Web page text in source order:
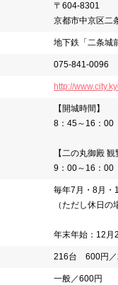
〒604-8301
京都市中京区二
地下鉄「二条城
075-841-0096
http://
【開城時間】
8：45～16：00
【二の丸御殿 観
9：00～16：00
毎年7月・8月・
（ただし休日の
年末年始：12月
216台 600円／
一般／600円